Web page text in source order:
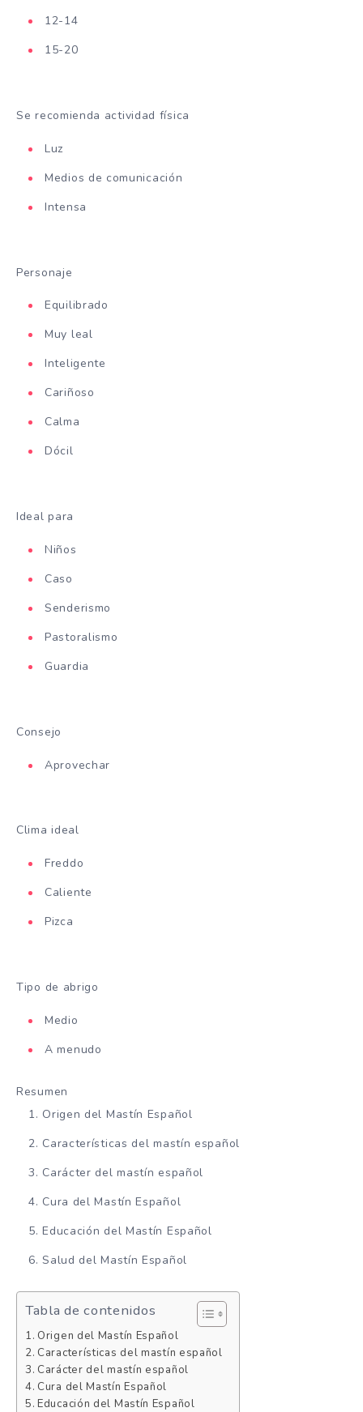
12-14
15-20
Se recomienda actividad física
Luz
Medios de comunicación
Intensa
Personaje
Equilibrado
Muy leal
Inteligente
Cariñoso
Calma
Dócil
Ideal para
Niños
Caso
Senderismo
Pastoralismo
Guardia
Consejo
Aprovechar
Clima ideal
Freddo
Caliente
Pizca
Tipo de abrigo
Medio
A menudo
Resumen
Origen del Mastín Español
Características del mastín español
Carácter del mastín español
Cura del Mastín Español
Educación del Mastín Español
Salud del Mastín Español
Tabla de contenidos
Origen del Mastín Español
Características del mastín español
Carácter del mastín español
Cura del Mastín Español
Educación del Mastín Español